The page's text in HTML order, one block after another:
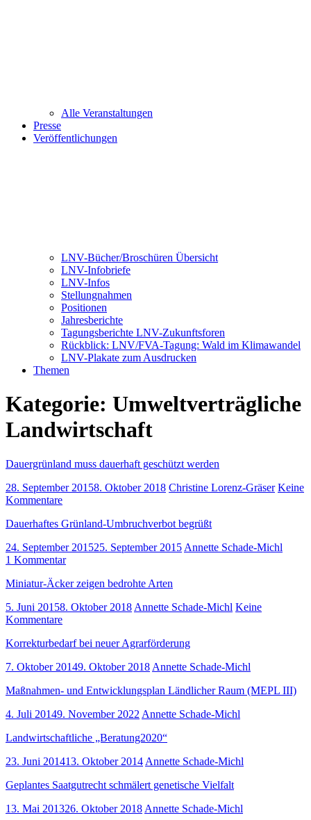
Alle Veranstaltungen
Presse
Veröffentlichungen
LNV-Bücher/Broschüren Übersicht
LNV-Infobriefe
LNV-Infos
Stellungnahmen
Positionen
Jahresberichte
Tagungsberichte LNV-Zukunftsforen
Rückblick: LNV/FVA-Tagung: Wald im Klimawandel
LNV-Plakate zum Ausdrucken
Themen
Kategorie: Umweltverträgliche
Landwirtschaft
Dauergrünland muss dauerhaft geschützt werden
28. September 20158. Oktober 2018 Christine Lorenz-Gräser Keine
Kommentare
Dauerhaftes Grünland-Umbruchverbot begrüßt
24. September 201525. September 2015 Annette Schade-Michl
1 Kommentar
Miniatur-Äcker zeigen bedrohte Arten
5. Juni 20158. Oktober 2018 Annette Schade-Michl Keine
Kommentare
Korrekturbedarf bei neuer Agrarförderung
7. Oktober 20149. Oktober 2018 Annette Schade-Michl
Maßnahmen- und Entwicklungsplan Ländlicher Raum (MEPL III)
4. Juli 20149. November 2022 Annette Schade-Michl
Landwirtschaftliche „Beratung2020“
23. Juni 201413. Oktober 2014 Annette Schade-Michl
Geplantes Saatgutrecht schmälert genetische Vielfalt
13. Mai 201326. Oktober 2018 Annette Schade-Michl